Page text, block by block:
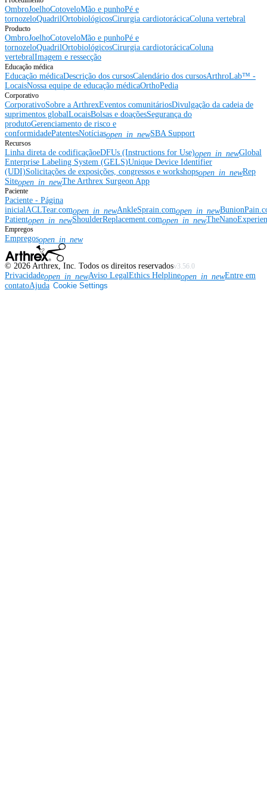
OmbroJoelhoCotoveloMão e punhoPé e
tornozeloQuadrilOrtobiológicosCirurgia cardiotorácicaColuna vertebral
Producto
OmbroJoelhoCotoveloMão e punhoPé e
tornozeloQuadrilOrtobiológicosCirurgia cardiotorácicaColuna
vertebralImagem e ressecção
Educação médica
Educação médicaDescrição dos cursosCalendário dos cursosArthroLab™ -
LocaisNossa equipe de educação médicaOrthoPedia
Corporativo
CorporativoSobre a ArthrexEventos comunitáriosDivulgação da cadeia de
suprimentos globalLocaisBolsas e doaçõesSegurança do
produtoGerenciamento de risco e
conformidadePatentesNotíciasopen_in_newSBA Support
Recursos
Linha direta de codificaçãoeDFUs (Instructions for Use)open_in_newGlobal
Enterprise Labeling System (GELS)Unique Device Identifier
(UDI)Solicitações de exposições, congressos e workshopsopen_in_newRep
Siteopen_in_newThe Arthrex Surgeon App
Paciente
Paciente - Página
inicialACLTear.comopen_in_newAnkleSprain.comopen_in_new
Patientopen_in_newShoulderReplacement.comopen_in_new
Empregos
Empregosopen_in_new
© 2026 Arthrex, Inc. Todos os direitos reservadosv3.56.0
Privacidadeopen_in_newAviso LegalEthics Helplineopen_in_newEntre em
contatoAjuda Cookie Settings